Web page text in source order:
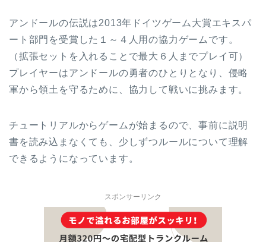
アンドールの伝説は2013年ドイツゲーム大賞エキスパ
ート部門を受賞した１～４人用の協力ゲームです。
（拡張セットを入れることで最大６人までプレイ可）
プレイヤーはアンドールの勇者のひとりとなり、侵略
軍から領土を守るために、協力して戦いに挑みます。
チュートリアルからゲームが始まるので、事前に説明
書を読み込まなくても、少しずつルールについて理解
できるようになっています。
スポンサーリンク